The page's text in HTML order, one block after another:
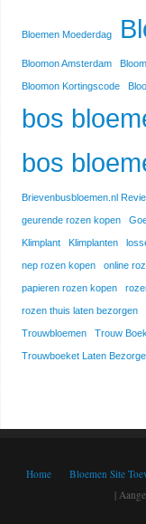
Bloemen Moederdag
Bloomon Amsterdam
Bloomon Kortingscode
bos
bos
Brievenbusbloemen.nl
geurende rozen kopen
Klimplant Klimplanten
nep rozen kopen online
papieren rozen kopen
rozen thuis laten bezorgen
Trouwbloemen Trouw
Trouwboeket Laten
Home Bloemen Site
|